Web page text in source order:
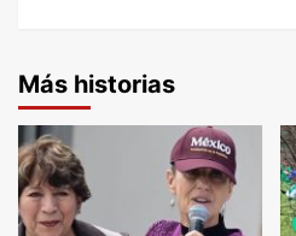
Más historias